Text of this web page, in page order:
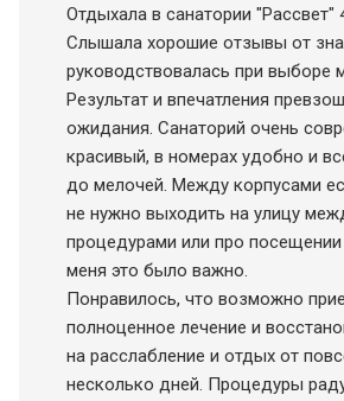
Отдыхала в санатории "Рассвет"
Слышала хорошие отзывы от
руководствовалась при выборе
Результат и впечатления
ожидания. Санаторий очень
красивый, в номерах удобно и
до мелочей. Между корпусами
не нужно выходить на улицу
процедурами или про
меня это было важно.
Понравилось, что возможно
полноценное лечение и
на расслабление и отдых от
несколько дней. Процедуры